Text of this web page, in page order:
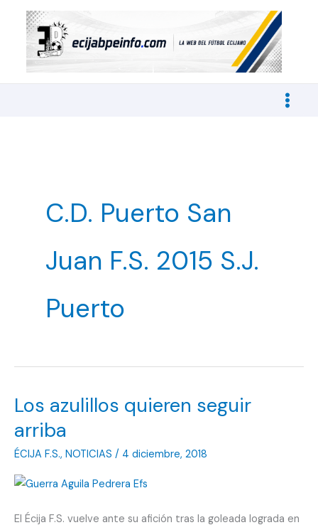
contenido
C.D. Puerto San
Juan F.S. 2015 S.J.
Puerto
Los azulillos quieren seguir
arriba
ÉCIJA F.S., NOTICIAS / 4 diciembre, 2018
El Écija F.S. vuelve ante su afición tras la goleada lograda en